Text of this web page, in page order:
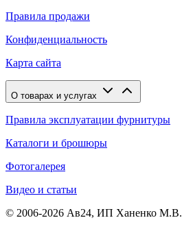
Правила продажи
Конфиденциальность
Карта сайта
О товарах и услугах
Правила эксплуатации фурнитуры
Каталоги и брошюры
Фотогалерея
Видео и статьи
© 2006-2026 Ав24, ИП Ханенко М.В.